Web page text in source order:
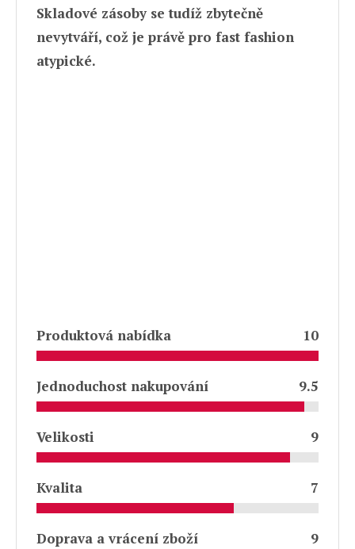
Skladové zásoby se tudíž zbytečně
nevytváří, což je právě pro fast fashion
atypické.
Produktová nabídka 10
Jednoduchost nakupování 9.5
Velikosti 9
Kvalita 7
Doprava a vrácení zboží 9